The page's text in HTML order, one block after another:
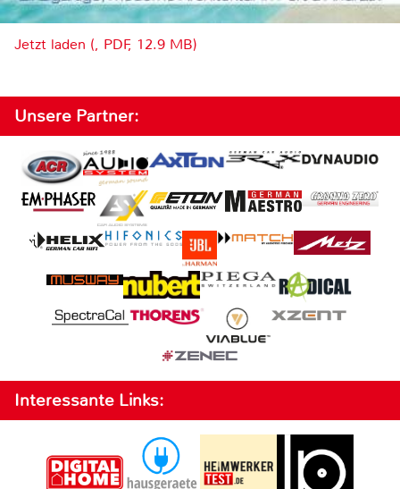
Jetzt laden (, PDF, 12.9 MB)
Unsere Partner:
Interessante Links: